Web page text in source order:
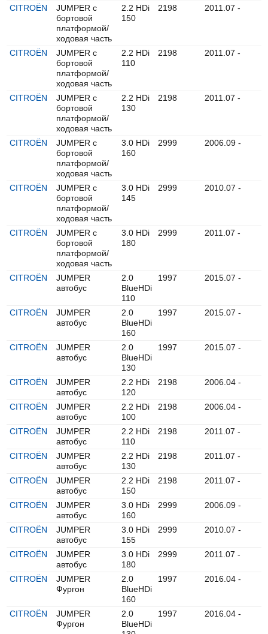
CITROËN
JUMPER c
бортовой
платформой/
ходовая часть
2.2 HDi
150
2198 2011.07 -
CITROËN
JUMPER c
бортовой
платформой/
ходовая часть
2.2 HDi
110
2198 2011.07 -
CITROËN
JUMPER c
бортовой
платформой/
ходовая часть
2.2 HDi
130
2198 2011.07 -
CITROËN
JUMPER c
бортовой
платформой/
ходовая часть
3.0 HDi
160
2999 2006.09 -
CITROËN
JUMPER c
бортовой
платформой/
ходовая часть
3.0 HDi
145
2999 2010.07 -
CITROËN
JUMPER c
бортовой
платформой/
ходовая часть
3.0 HDi
180
2999 2011.07 -
CITROËN
JUMPER
автобус
2.0
BlueHDi
110
1997 2015.07 -
CITROËN
JUMPER
автобус
2.0
BlueHDi
160
1997 2015.07 -
CITROËN
JUMPER
автобус
2.0
BlueHDi
130
1997 2015.07 -
CITROËN
JUMPER
автобус
2.2 HDi
120
2198 2006.04 -
CITROËN
JUMPER
автобус
2.2 HDi
100
2198 2006.04 -
CITROËN
JUMPER
автобус
2.2 HDi
110
2198 2011.07 -
CITROËN
JUMPER
автобус
2.2 HDi
130
2198 2011.07 -
CITROËN
JUMPER
автобус
2.2 HDi
150
2198 2011.07 -
CITROËN
JUMPER
автобус
3.0 HDi
160
2999 2006.09 -
CITROËN
JUMPER
автобус
3.0 HDi
155
2999 2010.07 -
CITROËN
JUMPER
автобус
3.0 HDi
180
2999 2011.07 -
CITROËN
JUMPER
Фургон
2.0
BlueHDi
160
1997 2016.04 -
CITROËN
JUMPER
Фургон
2.0
BlueHDi
1997 2016.04 -